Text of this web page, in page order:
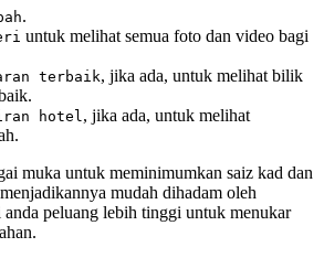
.
untuk melihat semua foto dan video bagi
terbaik, jika ada, untuk melihat bilik
hotel , jika ada, untuk melihat
muka untuk meminimumkan saiz kad dan
mudah dihadam oleh
anda peluang lebih tinggi untuk menukar